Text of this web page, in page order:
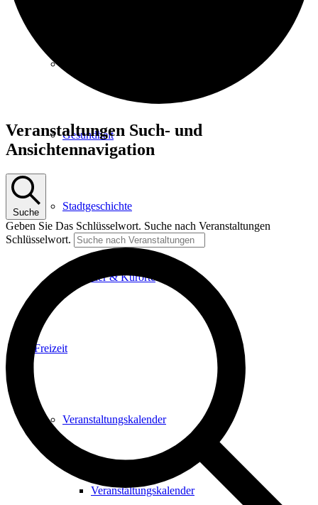
Gesundheit
Stadtgeschichte
Heilbäder & Kurorte
Freizeit
Veranstaltungskalender
Veranstaltungskalender
Veranstaltungen
Veranstaltungen Such- und
Ansichtennavigation
Suche
Geben Sie Das Schlüsselwort. Suche nach Veranstaltungen
Schlüsselwort.